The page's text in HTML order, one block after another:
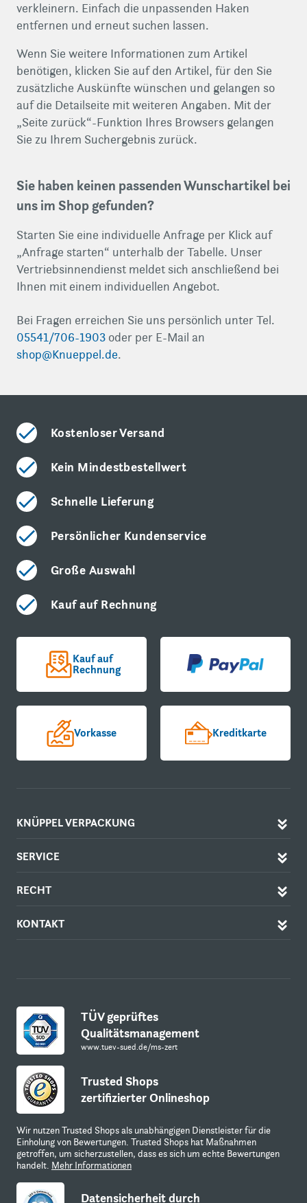
verkleinern. Einfach die unpassenden Haken
entfernen und erneut suchen lassen.
Wenn Sie weitere Informationen zum Artikel
benötigen, klicken Sie auf den Artikel, für den Sie
zusätzliche Auskünfte wünschen und gelangen so
auf die Detailseite mit weiteren Angaben. Mit der
„Seite zurück“-Funktion Ihres Browsers gelangen
Sie zu Ihrem Suchergebnis zurück.
Sie haben keinen passenden Wunschartikel bei
uns im Shop gefunden?
Starten Sie eine individuelle Anfrage per Klick auf
„Anfrage starten“ unterhalb der Tabelle. Unser
Vertriebsinnendienst meldet sich anschließend bei
Ihnen mit einem individuellen Angebot.
Bei Fragen erreichen Sie uns persönlich unter Tel.
05541/706-1903 oder per E-Mail an
shop@Knueppel.de.
Kostenloser Versand
Kein Mindestbestellwert
Schnelle Lieferung
Persönlicher Kundenservice
Große Auswahl
Kauf auf Rechnung
Kauf auf
Rechnung
Vorkasse Kreditkarte
KNÜPPEL VERPACKUNG
SERVICE
RECHT
KONTAKT
TÜV geprüftes
Qualitätsmanagement
www.tuev-sued.de/ms-zert
Trusted Shops
zertifizierter Onlineshop
Wir nutzen Trusted Shops als unabhängigen Dienstleister für die
Einholung von Bewertungen. Trusted Shops hat Maßnahmen
getroffen, um sicherzustellen, dass es sich um echte Bewertungen
handelt. Mehr Informationen
Datensicherheit durch